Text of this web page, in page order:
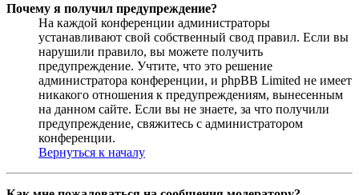
Почему я получил предупреждение?
На каждой конференции администраторы
устанавливают свой собственный свод правил. Если вы
нарушили правило, вы можете получить
предупреждение. Учтите, что это решение
администратора конференции, и phpBB Limited не имеет
никакого отношения к предупреждениям, вынесенным
на данном сайте. Если вы не знаете, за что получили
предупреждение, свяжитесь с администратором
конференции.
Вернуться к началу